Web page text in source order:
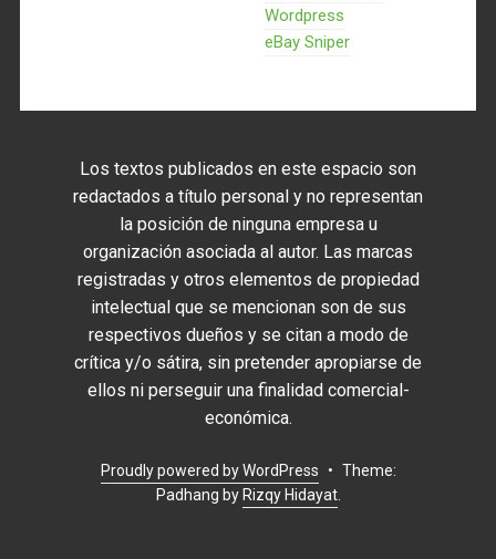
Wordpress
eBay Sniper
Los textos publicados en este espacio son
redactados a título personal y no representan
la posición de ninguna empresa u
organización asociada al autor. Las marcas
registradas y otros elementos de propiedad
intelectual que se mencionan son de sus
respectivos dueños y se citan a modo de
crítica y/o sátira, sin pretender apropiarse de
ellos ni perseguir una finalidad comercial-
económica.
Proudly powered by WordPress • Theme:
Padhang by Rizqy Hidayat.